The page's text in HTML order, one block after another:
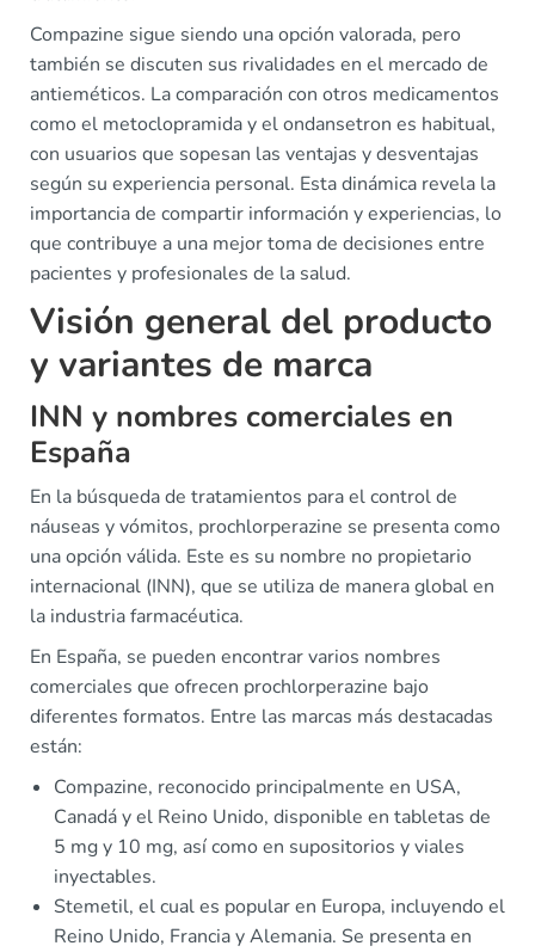
Compazine sigue siendo una opción valorada, pero
también se discuten sus rivalidades en el mercado de
antieméticos. La comparación con otros medicamentos
como el metoclopramida y el ondansetron es habitual,
con usuarios que sopesan las ventajas y desventajas
según su experiencia personal. Esta dinámica revela la
importancia de compartir información y experiencias, lo
que contribuye a una mejor toma de decisiones entre
pacientes y profesionales de la salud.
Visión general del producto
y variantes de marca
INN y nombres comerciales en
España
En la búsqueda de tratamientos para el control de
náuseas y vómitos, prochlorperazine se presenta como
una opción válida. Este es su nombre no propietario
internacional (INN), que se utiliza de manera global en
la industria farmacéutica.
En España, se pueden encontrar varios nombres
comerciales que ofrecen prochlorperazine bajo
diferentes formatos. Entre las marcas más destacadas
están:
Compazine, reconocido principalmente en USA,
Canadá y el Reino Unido, disponible en tabletas de
5 mg y 10 mg, así como en supositorios y viales
inyectables.
Stemetil, el cual es popular en Europa, incluyendo el
Reino Unido, Francia y Alemania. Se presenta en